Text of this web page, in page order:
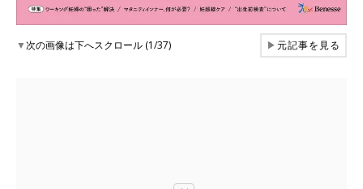
▼次の画像は下へスクロール (1/37) ▶元記事を見る